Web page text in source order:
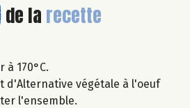
de la recette
170°C.
d'Alternative végétale à l'oeuf
l'ensemble.